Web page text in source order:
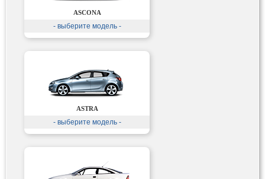
ASCONA
- выберите модель -
ASTRA
- выберите модель -